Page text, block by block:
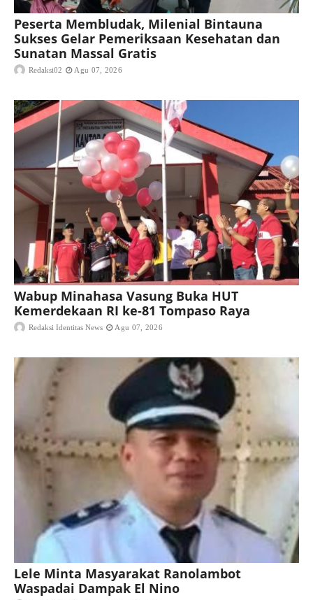
Peserta Membludak, Milenial Bintauna
Sukses Gelar Pemeriksaan Kesehatan dan
Sunatan Massal Gratis
Redaksi02 Agu 07, 2026
Wabup Minahasa Vasung Buka HUT
Kemerdekaan RI ke-81 Tompaso Raya
Redaksi Identitas News Agu 07, 2026
Lele Minta Masyarakat Ranolambot
Waspadai Dampak El Nino